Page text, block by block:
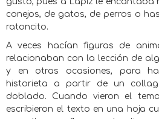
conejos, de gatos, de perros o
ratoncito.
A veces hacían figuras de
relacionaban con la lección de
y en otras ocasiones, para
historieta a partir de un
doblado. Cuando vieron el
escribieron el texto en una hoja